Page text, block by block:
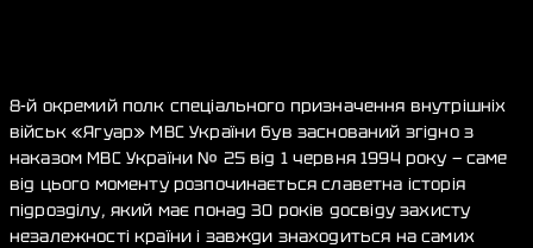
8-й окремий полк спеціального призначення внутрішніх
військ «Ягуар» МВС України був заснований згідно з
наказом МВС України № 25 від 1 червня 1994 року — саме
від цього моменту розпочинається славетна історія
підрозділу, який має понад 30 років досвіду захисту
незалежності країни і завжди знаходиться на самих